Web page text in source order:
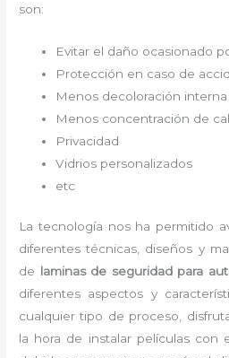
son:
Evitar el daño ocasionado
Protección en caso de
Menos decoloración
Menos concentración de
Privacidad
Vidrios personalizados
etc
La tecnología nos ha permitido
diferentes técnicas, diseños y
de laminas de seguridad para
diferentes aspectos y
cualquier tipo de proceso,
la hora de instalar películas con